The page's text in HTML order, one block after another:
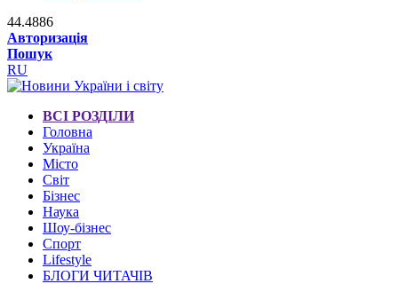
44.4886
Авторизація
Пошук
RU
ВСІ РОЗДІЛИ
Головна
Україна
Місто
Світ
Бізнес
Наука
Шоу-бізнес
Спорт
Lifestyle
БЛОГИ ЧИТАЧІВ